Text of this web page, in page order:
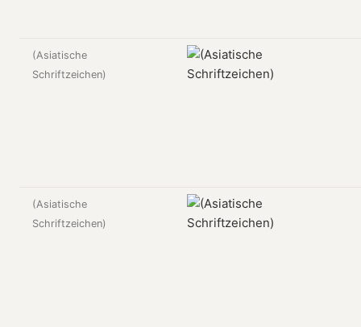
(Asiatische
Schriftzeichen)
(Asiatische
Schriftzeichen)